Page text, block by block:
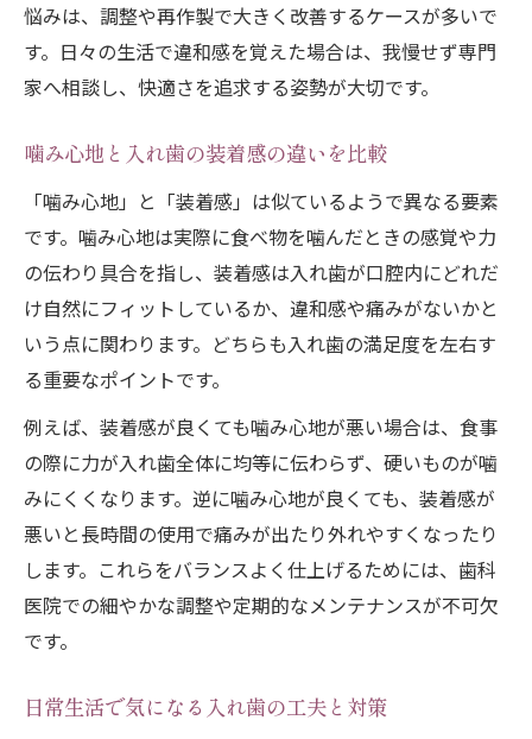
悩みは、調整や再作製で大きく改善するケースが多いで
す。日々の生活で違和感を覚えた場合は、我慢せず専門
家へ相談し、快適さを追求する姿勢が大切です。
噛み心地と入れ歯の装着感の違いを比較
「噛み心地」と「装着感」は似ているようで異なる要素
です。噛み心地は実際に食べ物を噛んだときの感覚や力
の伝わり具合を指し、装着感は入れ歯が口腔内にどれだ
け自然にフィットしているか、違和感や痛みがないかと
いう点に関わります。どちらも入れ歯の満足度を左右す
る重要なポイントです。
例えば、装着感が良くても噛み心地が悪い場合は、食事
の際に力が入れ歯全体に均等に伝わらず、硬いものが噛
みにくくなります。逆に噛み心地が良くても、装着感が
悪いと長時間の使用で痛みが出たり外れやすくなったり
します。これらをバランスよく仕上げるためには、歯科
医院での細やかな調整や定期的なメンテナンスが不可欠
です。
日常生活で気になる入れ歯の工夫と対策